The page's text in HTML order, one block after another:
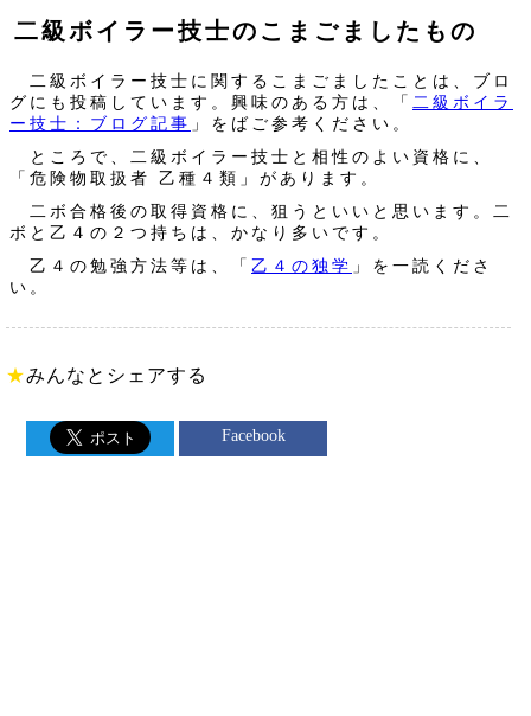
二級ボイラー技士のこまごましたもの
二級ボイラー技士に関するこまごましたことは、ブロ
グにも投稿しています。興味のある方は、「 二級ボイラ
ー技士：ブログ記事 」をばご参考ください。
ところで、二級ボイラー技士と相性のよい資格に、
「危険物取扱者 乙種４類」があります。
二ボ合格後の取得資格に、狙うといいと思います。二
ボと乙４の２つ持ちは、かなり多いです。
乙４の勉強方法等は、「 乙４の独学 」を一読くださ
い。
★みんなとシェアする
Facebook